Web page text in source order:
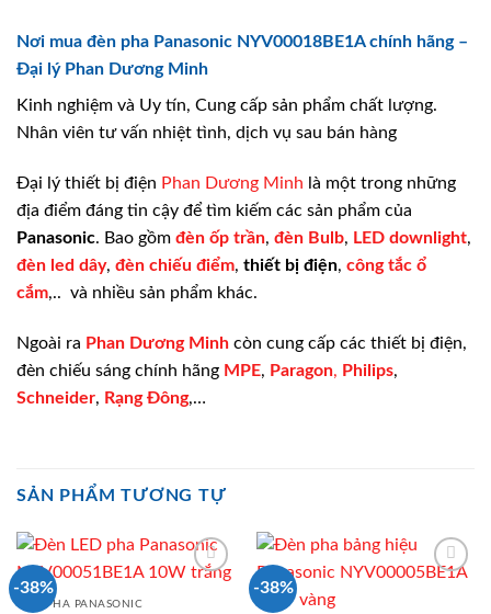
Nơi mua đèn pha Panasonic NYV00018BE1A chính hãng –
Đại lý Phan Dương Minh
Kinh nghiệm và Uy tín, Cung cấp sản phẩm chất lượng.
Nhân viên tư vấn nhiệt tình, dịch vụ sau bán hàng
Đại lý thiết bị điện Phan Dương Minh là một trong những
địa điểm đáng tin cậy để tìm kiếm các sản phẩm của
Panasonic. Bao gồm đèn ốp trần, đèn Bulb, LED downlight,
đèn led dây, đèn chiếu điểm, thiết bị điện, công tắc ổ
cắm,.. và nhiều sản phẩm khác.
Ngoài ra Phan Dương Minh còn cung cấp các thiết bị điện,
đèn chiếu sáng chính hãng MPE, Paragon, Philips,
Schneider, Rạng Đông,…
SẢN PHẨM TƯƠNG TỰ
-38%
ĐÈN PHA PANASONIC
-38%